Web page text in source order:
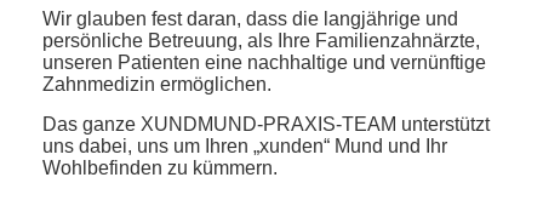
Wir glauben fest daran, dass die langjährige und
persönliche Betreuung, als Ihre Familienzahnärzte,
unseren Patienten eine nachhaltige und vernünftige
Zahnmedizin ermöglichen.
Das ganze XUNDMUND-PRAXIS-TEAM unterstützt
uns dabei, uns um Ihren „xunden“ Mund und Ihr
Wohlbefinden zu kümmern.